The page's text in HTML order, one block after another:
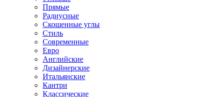
Прямые
Радиусные
Скошенные углы
Стиль
Современные
Евро
Английские
Дизайнерские
Итальянские
Кантри
Классические